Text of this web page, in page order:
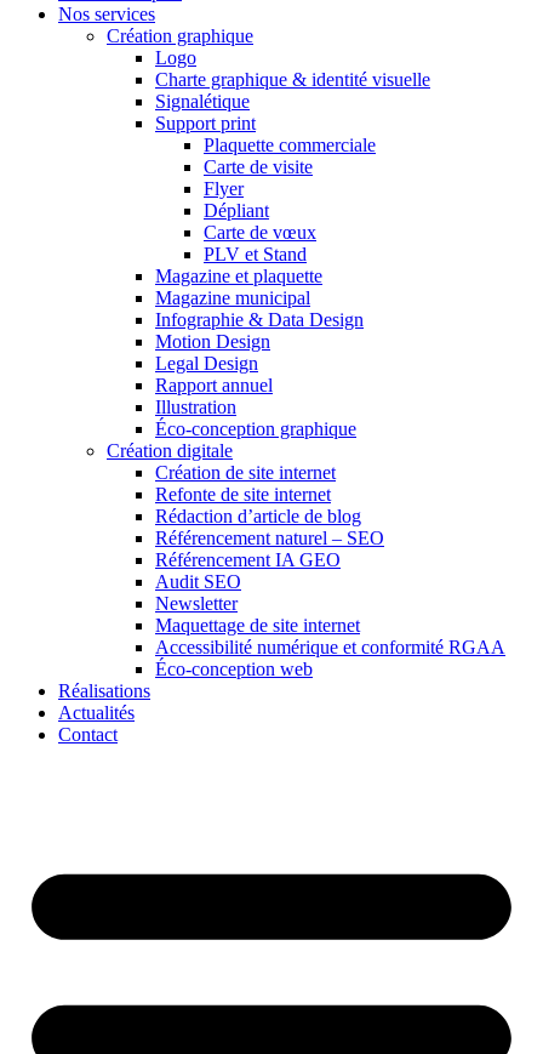
Nos services
Création graphique
Logo
Charte graphique & identité visuelle
Signalétique
Support print
Plaquette commerciale
Carte de visite
Flyer
Dépliant
Carte de vœux
PLV et Stand
Magazine et plaquette
Magazine municipal
Infographie & Data Design
Motion Design
Legal Design
Rapport annuel
Illustration
Éco-conception graphique
Création digitale
Création de site internet
Refonte de site internet
Rédaction d’article de blog
Référencement naturel – SEO
Référencement IA GEO
Audit SEO
Newsletter
Maquettage de site internet
Accessibilité numérique et conformité RGAA
Éco-conception web
Réalisations
Actualités
Contact